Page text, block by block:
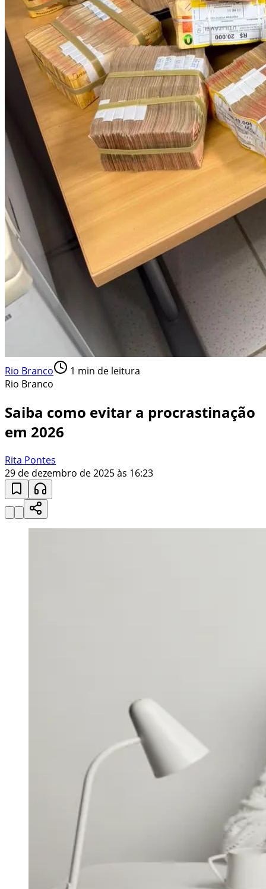
Rio Branco 1 min de leitura
Rio Branco
Saiba como evitar a procrastinação
em 2026
Rita Pontes
29 de dezembro de 2025 às 16:23